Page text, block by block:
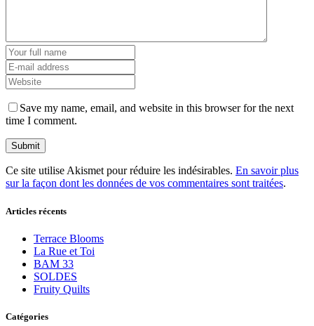
Save my name, email, and website in this browser for the next
time I comment.
Ce site utilise Akismet pour réduire les indésirables. En savoir plus
sur la façon dont les données de vos commentaires sont traitées.
Articles récents
Terrace Blooms
La Rue et Toi
BAM 33
SOLDES
Fruity Quilts
Catégories